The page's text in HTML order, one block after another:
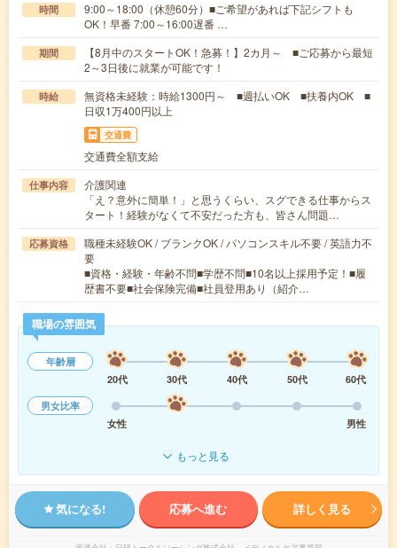
時間
9:00～18:00（休憩60分）■ご希望があれば下記シフトも
OK！早番 7:00～16:00遅番 …
期間
【8月中のスタートOK！急募！】2カ月～ ■ご応募から最短
2～3日後に就業が可能です！
時給
無資格未経験：時給1300円～ ■週払いOK ■扶養内OK ■
日収1万400円以上
交通費
交通費全額支給
仕事内容
介護関連
「え？意外に簡単！」と思うくらい、スグできる仕事からス
タート！経験がなくて不安だった方も、皆さん問題…
応募資格
職種未経験OK / ブランクOK / パソコンスキル不要 / 英語力不
要
■資格・経験・年齢不問■学歴不問■10名以上採用予定！■履
歴書不要■社会保険完備■社員登用あり（紹介…
職場の雰囲気
年齢層
20代
30代 40代 50代
60代
男女比率
女性
男性
もっと見る
気になる! 応募へ進む 詳しく見る